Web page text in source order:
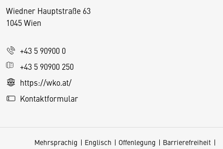
Wiedner Hauptstraße 63
1045 Wien
+43 5 90900 0
+43 5 90900 250
https://wko.at/
Kontaktformular
Mehrsprachig Englisch Offenlegung
Barrierefreiheit
D
s
e
S
e